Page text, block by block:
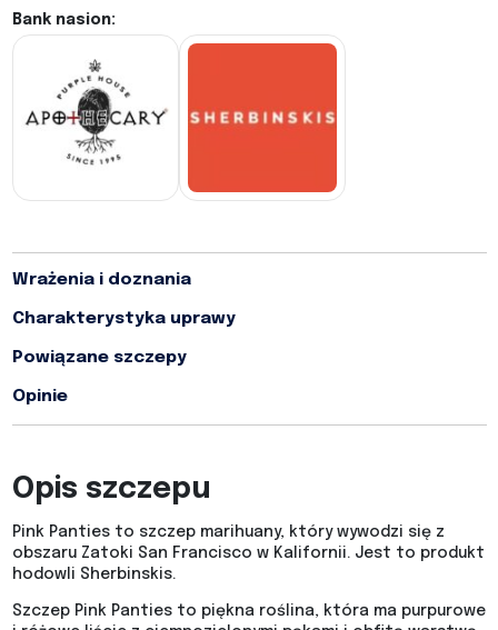
Bank nasion:
Wrażenia i doznania
Charakterystyka uprawy
Powiązane szczepy
Opinie
Opis szczepu
Pink Panties to szczep marihuany, który wywodzi się z
obszaru Zatoki San Francisco w Kalifornii. Jest to produkt
hodowli Sherbinskis.
Szczep Pink Panties to piękna roślina, która ma purpurowe